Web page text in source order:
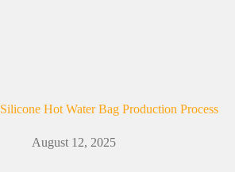
Silicone Hot Water Bag Production Process
August 12, 2025